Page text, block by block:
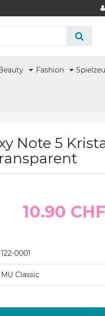
Fashion
Note 5
10.90 CHF
122-0001
MU Classic